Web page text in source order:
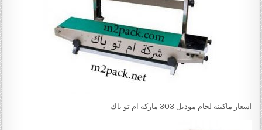
اسعار ماكينة لحام موديل 303 ماركة ام تو باك